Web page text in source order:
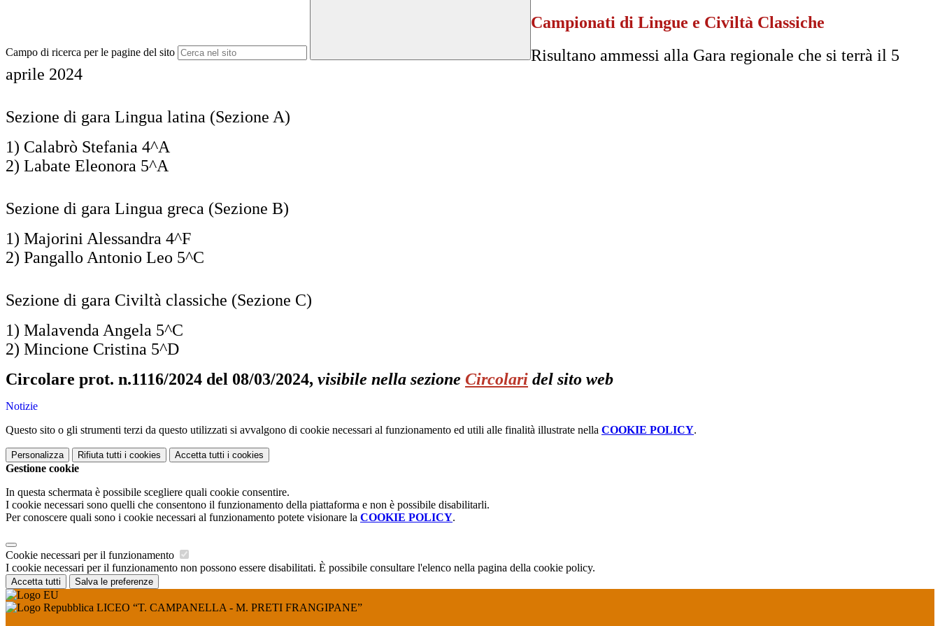
Campo di ricerca per le pagine del sito
Campionati di Lingue e Civiltà Classiche
Risultano ammessi alla Gara regionale che si terrà il 5
aprile 2024
Sezione di gara Lingua latina (Sezione A)
1) Calabrò Stefania 4^A
2) Labate Eleonora 5^A
Sezione di gara Lingua greca (Sezione B)
1) Majorini Alessandra 4^F
2) Pangallo Antonio Leo 5^C
Sezione di gara Civiltà classiche (Sezione C)
1) Malavenda Angela 5^C
2) Mincione Cristina 5^D
Circolare prot. n.1116/2024 del 08/03/2024, visibile nella sezione Circolari del sito web
Notizie
Questo sito o gli strumenti terzi da questo utilizzati si avvalgono di cookie necessari al funzionamento ed utili alle finalità illustrate nella COOKIE POLICY.
Personalizza Rifiuta tutti i cookies Accetta tutti i cookies
Gestione cookie
In questa schermata è possibile scegliere quali cookie consentire.
I cookie necessari sono quelli che consentono il funzionamento della piattaforma e non è possibile disabilitarli.
Per conoscere quali sono i cookie necessari al funzionamento potete visionare la COOKIE POLICY.
Cookie necessari per il funzionamento
I cookie necessari per il funzionamento non possono essere disabilitati. È possibile consultare l'elenco nella pagina della cookie policy.
Accetta tutti Salva le preferenze
LICEO “T. CAMPANELLA - M. PRETI FRANGIPANE”